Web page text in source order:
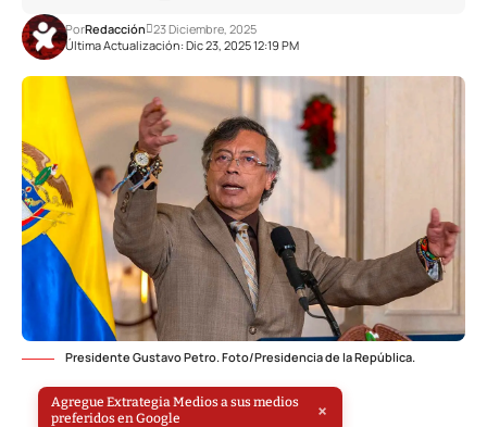
Última Actualización: Dic 23, 2025 12:19 PM
PorRedacción 23 Diciembre, 2025
Presidente Gustavo Petro. Foto/Presidencia de la República.
Agregue Extrategia Medios a sus medios
preferidos en Google
×